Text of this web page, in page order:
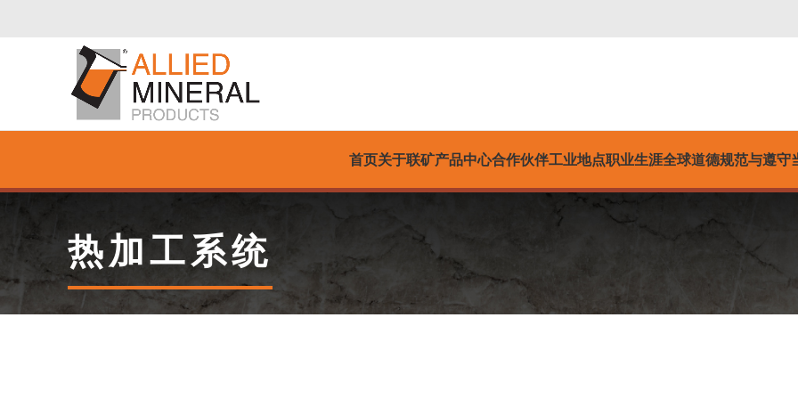
首页关于联矿产品中心合作伙伴工业地点职业生涯全球道德规范与遵守
热加工系统